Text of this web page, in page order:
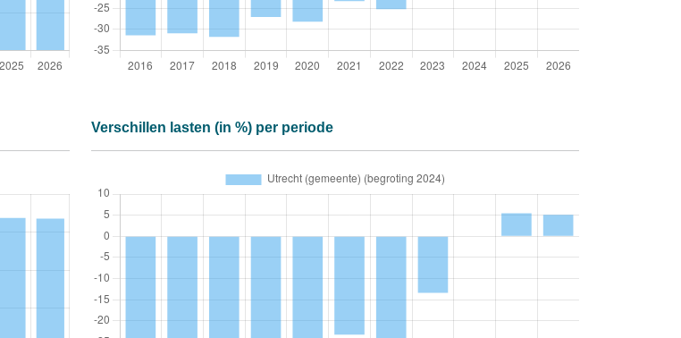
Verschillen lasten (in %) per periode